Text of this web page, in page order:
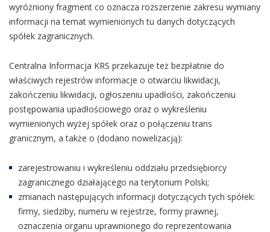
wyróżniony fragment co oznacza rozszerzenie zakresu wymiany
informacji na temat wymienionych tu danych dotyczących
spółek zagranicznych.
Centralna Informacja KRS przekazuje też bezpłatnie do
właściwych rejestrów informacje o otwarciu likwidacji,
zakończeniu likwidacji, ogłoszeniu upadłości, zakończeniu
postępowania upadłościowego oraz o wykreśleniu
wymienionych wyżej spółek oraz o połączeniu trans
granicznym, a także o (dodano nowelizacją):
zarejestrowaniu i wykreśleniu oddziału przedsiębiorcy
zagranicznego działającego na terytorium Polski;
zmianach następujących informacji dotyczących tych spółek:
firmy, siedziby, numeru w rejestrze, formy prawnej,
oznaczenia organu uprawnionego do reprezentowania